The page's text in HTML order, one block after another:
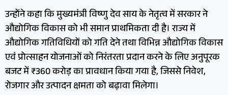
उन्होंने कहा कि मुख्यमंत्री विष्णु देव साय के नेतृत्व में सरकार ने
औद्योगिक विकास को भी समान प्राथमिकता दी है। राज्य में
औद्योगिक गतिविधियों को गति देने तथा विभिन्न औद्योगिक विकास
एवं प्रोत्साहन योजनाओं को निरंतरता प्रदान करने के लिए अनुपूरक
बजट में ₹360 करोड़ का प्रावधान किया गया है, जिससे निवेश,
रोजगार और उत्पादन क्षमता को बढ़ावा मिलेगा।